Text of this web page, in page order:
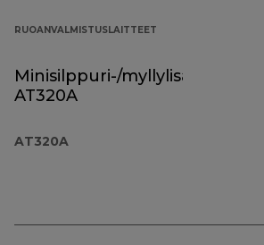
RUOANVALMISTUSLAITTEET
Minisilppuri-/myllylisäosa
AT320A
AT320A